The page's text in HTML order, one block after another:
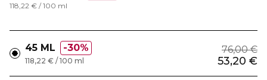
118,22 € / 100 ml
45 ML 30% 76,00 €
53,20 €
118,22 € / 100 ml